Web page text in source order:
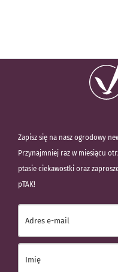
Zapisz się na nasz ogrodowy
Przynajmniej raz w miesiącu
ptasie ciekawostki oraz
pTAK!